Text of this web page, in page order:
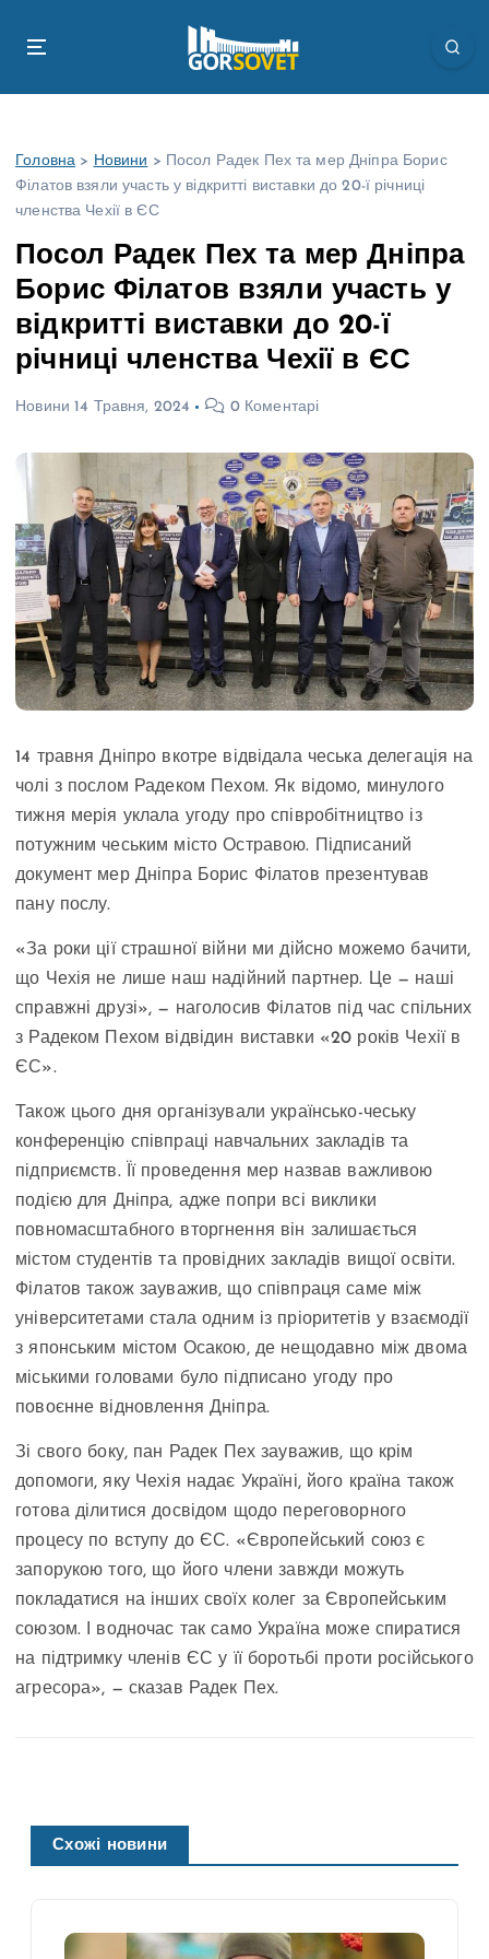
Головна > Новини >
Посол Радек Пех та мер Дніпра Борис
Філатов взяли участь у відкритті виставки до 20-ї річниці
членства Чехії в ЄС
Посол Радек Пех та мер Дніпра
Борис Філатов взяли участь у
відкритті виставки до 20-ї
річниці членства Чехії в ЄС
Новини 14 Травня, 2024 0 Коментарі
14 травня Дніпро вкотре відвідала чеська делегація на
чолі з послом Радеком Пехом. Як відомо, минулого
тижня мерія уклала угоду про співробітництво із
потужним чеським місто Остравою. Підписаний
документ мер Дніпра Борис Філатов презентував
пану послу.
«За роки ції страшної війни ми дійсно можемо бачити,
що Чехія не лише наш надійний партнер. Це — наші
справжні друзі», — наголосив Філатов під час спільних
з Радеком Пехом відвідин виставки «20 років Чехії в
ЄС».
Також цього дня організували українсько-чеську
конференцію співпраці навчальних закладів та
підприємств. Її проведення мер назвав важливою
подією для Дніпра, адже попри всі виклики
повномасштабного вторгнення він залишається
містом студентів та провідних закладів вищої освіти.
Філатов також зауважив, що співпраця саме між
університетами стала одним із пріоритетів у взаємодії
з японським містом Осакою, де нещодавно між двома
міськими головами було підписано угоду про
повоєнне відновлення Дніпра.
Зі свого боку, пан Радек Пех зауважив, що крім
допомоги, яку Чехія надає Україні, його країна також
готова ділитися досвідом щодо переговорного
процесу по вступу до ЄС. «Європейський союз є
запорукою того, що його члени завжди можуть
покладатися на інших своїх колег за Європейським
союзом. І водночас так само Україна може спиратися
на підтримку членів ЄС у її боротьбі проти російського
агресора», — сказав Радек Пех.
Схожі новини